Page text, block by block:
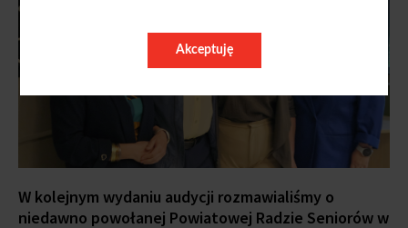
Akceptuję
W kolejnym wydaniu audycji rozmawialiśmy o
niedawno powołanej Powiatowej Radzie Seniorów w